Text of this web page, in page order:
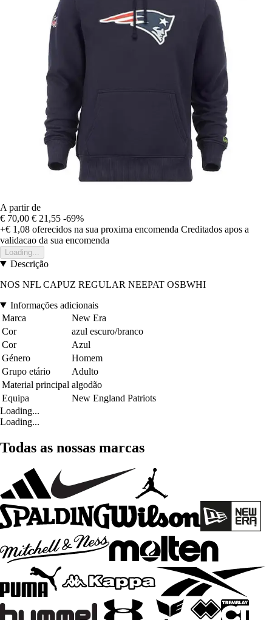
A partir de
€ 70,00 € 21,55 -69%
+€ 1,08 oferecidos na sua proxima encomenda Creditados apos a
validacao da sua encomenda
Loading...
Descrição
NOS NFL CAPUZ REGULAR NEEPAT OSBWHI
Informações adicionais
Marca
New Era
Cor
azul escuro/branco
Cor
Azul
Género
Homem
Grupo etário
Adulto
Material principal algodão
Equipa
New England Patriots
Loading...
Loading...
Todas as nossas marcas